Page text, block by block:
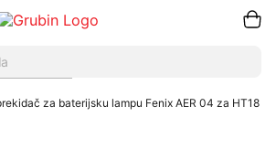
za baterijsku lampu Fenix AER 04 za HT18